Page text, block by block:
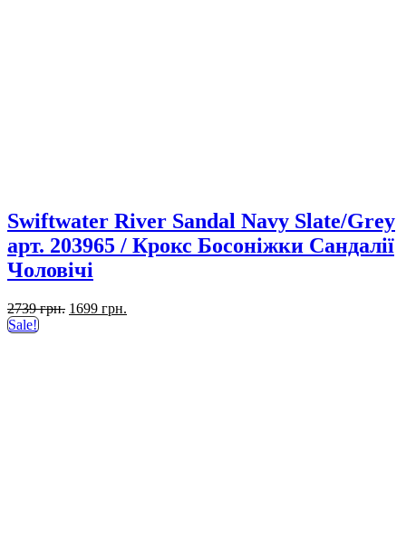
Swiftwater River Sandal Navy Slate/Grey
арт. 203965 / Крокс Босоніжки Сандалії
Чоловічі
2739грн. Первоначальная
1699 грн.
Sale!